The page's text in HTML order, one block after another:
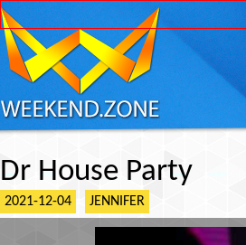
Dr House Party
2021-12-04 JENNIFER